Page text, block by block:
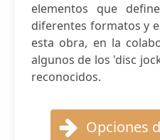
elementos que
diferentes formatos y
esta obra, en la
algunos de los 'disc
reconocidos.
Opciones